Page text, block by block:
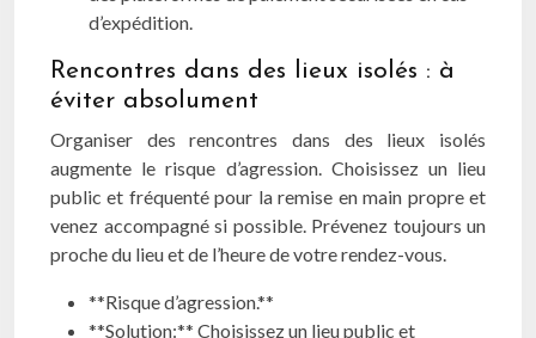
d’expédition.
Rencontres dans des lieux isolés : à
éviter absolument
Organiser des rencontres dans des lieux isolés
augmente le risque d’agression. Choisissez un lieu
public et fréquenté pour la remise en main propre et
venez accompagné si possible. Prévenez toujours un
proche du lieu et de l’heure de votre rendez-vous.
**Risque d’agression.**
**Solution:** Choisissez un lieu public et